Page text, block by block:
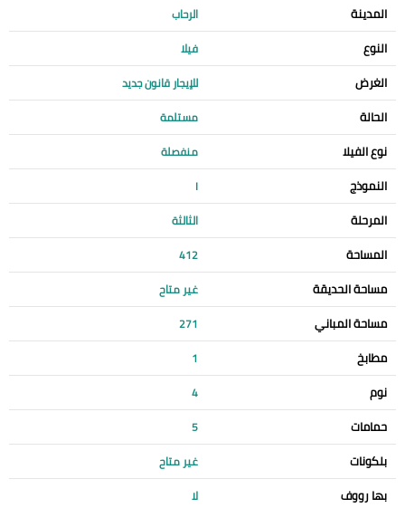
المدينة الرحاب
النوع فيلا
الغرض للإيجار قانون جديد
الحالة مستلمة
نوع الفيلا منفصلة
النموذج I
المرحلة الثالثة
المساحة 412
مساحة الحديقة غير متاح
مساحة المباني 271
مطابخ 1
نوم 4
حمامات 5
بلكونات غير متاح
بها رووف لا